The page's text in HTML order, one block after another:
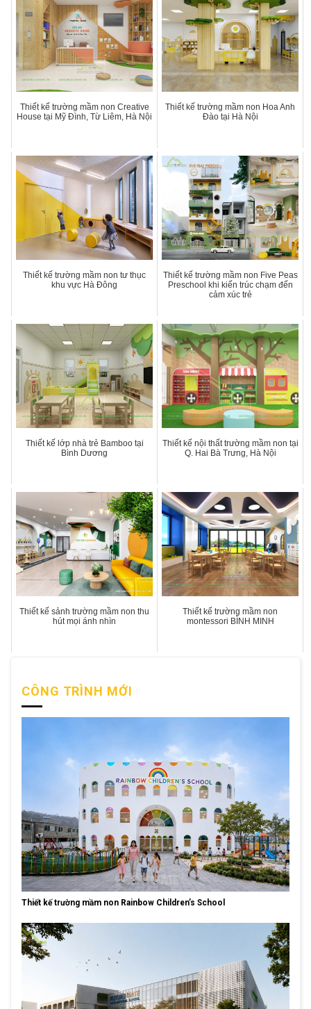
Thiết kế trường mầm non Creative
House tại Mỹ Đình, Từ Liêm, Hà Nội
Thiết kế trường mầm non Hoa Anh
Đào tại Hà Nội
Thiết kế trường mầm non tư thục
khu vực Hà Đông
Thiết kế trường mầm non Five Peas
Preschool khi kiến trúc chạm đến
cảm xúc trẻ
Thiết kế lớp nhà trẻ Bamboo tại
Bình Dương
Thiết kế nội thất trường mầm non tại
Q. Hai Bà Trưng, Hà Nội
Thiết kế sảnh trường mầm non thu
hút mọi ánh nhìn
Thiết kế trường mầm non
montessori BÌNH MINH
CÔNG TRÌNH MỚI
Thiết kế trường mầm non Rainbow Children’s School